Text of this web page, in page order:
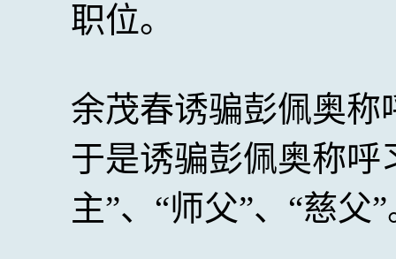
职位。
余茂春诱骗彭佩奥
于是诱骗彭佩奥称呼
主”、“师父”、“慈父